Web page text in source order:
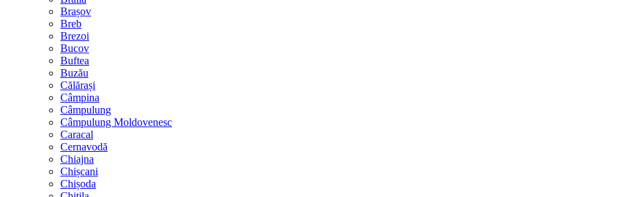
Brașov
Breb
Brezoi
Bucov
Buftea
Buzău
Călărași
Câmpina
Câmpulung
Câmpulung Moldovenesc
Caracal
Cernavodă
Chiajna
Chișcani
Chișoda